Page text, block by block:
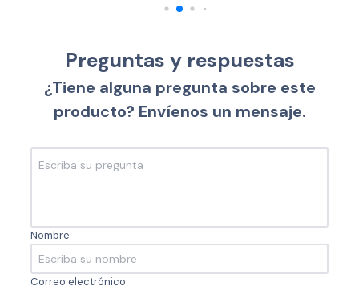
Preguntas y respuestas
¿Tiene alguna pregunta sobre este
producto? Envíenos un mensaje.
Nombre
Correo electrónico